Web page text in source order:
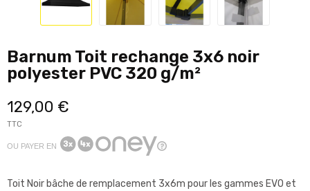
Barnum Toit rechange 3x6 noir
polyester PVC 320 g/m²
129,00 €
TTC
OU PAYER EN
Toit Noir bâche de remplacement 3x6m pour les gammes EVO et